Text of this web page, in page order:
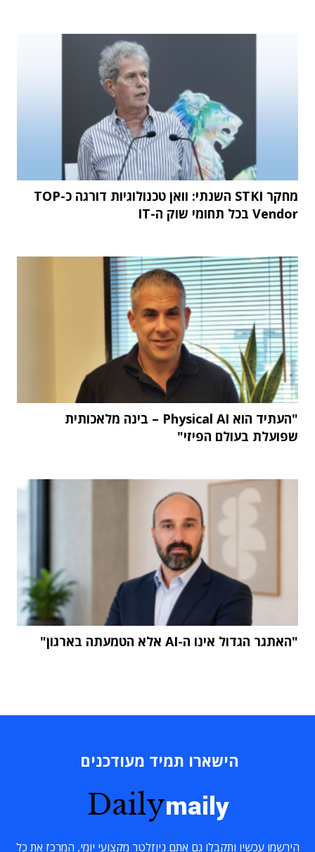
מחקר STKI השנתי: וואן טכנולוגיות דורגה כ-TOP
Vendor בכל תחומי שוק ה-IT
"העתיד הוא Physical AI – בינה מלאכותית
שפועלת בעולם הפיזי"
"האתגר הגדול אינו ה-AI אלא הטמעתה בארגון"
הישארו תמיד מעודכנים
Dailymaily
הירשמו עכשיו ותקבלו גם אתם ניוזלטר מקצועי יומי, המרכז את כל